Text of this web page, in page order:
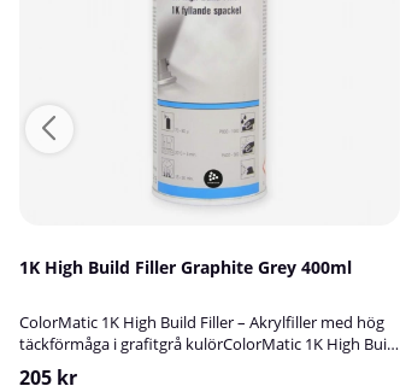
1K High Build Filler Graphite Grey 400ml
ColorMatic 1K High Build Filler – Akrylfiller med hög
täckförmåga i grafitgrå kulörColorMatic 1K High Build
Filler är en grafitgrå, högkvalitativ 1-komponents
205 kr